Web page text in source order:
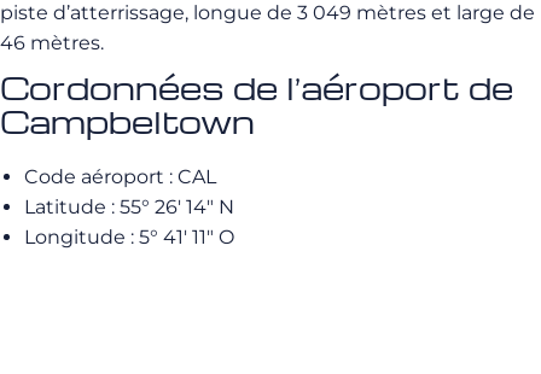
piste d’atterrissage, longue de 3 049 mètres et large de
46 mètres.
Cordonnées de l’aéroport de
Campbeltown
Code aéroport : CAL
Latitude : 55° 26′ 14″ N
Longitude : 5° 41′ 11″ O